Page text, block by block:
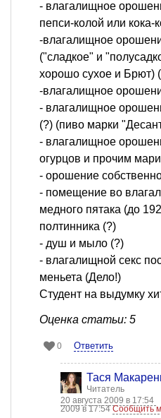
- влагалищное
пепси-колой или кока-
-влагалищное
("сладкое" и
хорошо сухое и Брют)
-влагалищное
- влагалищное
(?) (пиво марки
- влагалищное
огурцов и прочим
- орошение
- помещение во
медного пятака (до
полтинника (?)
- душ и мыло (?)
- влагалищной секс
меньета (Дело!)
Студент на выдумку
Оценка статьи: 5
0 Ответить
Тася
Читатель
20 августа 2009 в 17:54
2009 в 17:54Сообщить